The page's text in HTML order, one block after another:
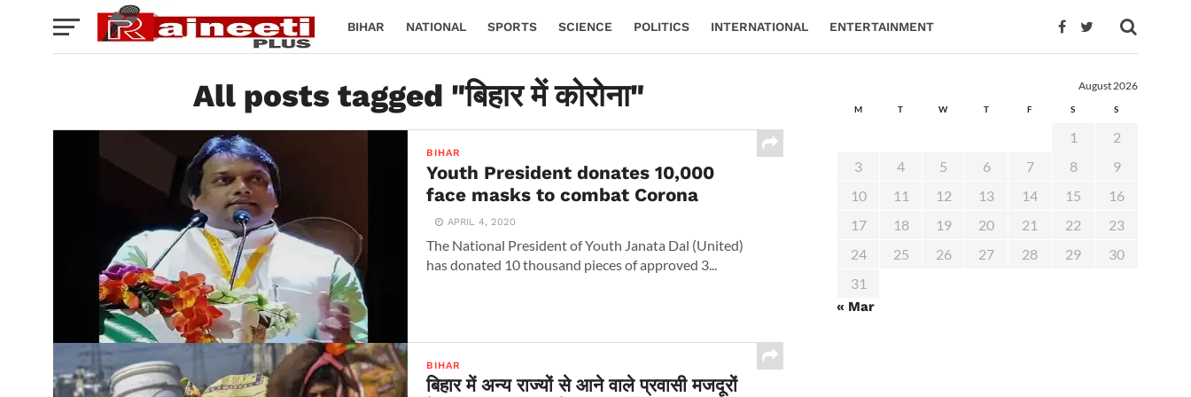
BIHAR NATIONAL SPORTS SCIENCE POLITICS INTERNATIONAL ENTERTAINMENT
All posts tagged "बिहार में कोरोना"
BIHAR
Youth President donates 10,000
face masks to combat Corona
APRIL 4, 2020
The National President of Youth Janata Dal (United)
has donated 10 thousand pieces of approved 3...
BIHAR
बिहार में अन्य राज्यों से आने वाले प्रवासी मजदूरों
August 2026
M T W T F S S
1
2
3
4 5 6 7 8
9
10
11 12 13 14 15
16
17
18 19 20 21 22
23
24
25 26 27 28 29
30
31
« Mar